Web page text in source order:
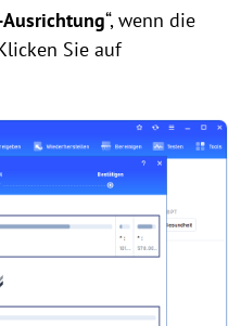
“, wenn die
Sie auf